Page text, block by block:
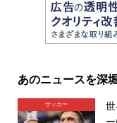
あのニュースを深
サッカー